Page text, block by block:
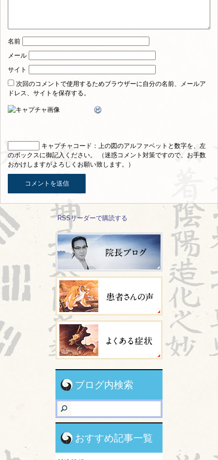
名前
メール
サイト
次回のコメントで使用するためブラウザーに自分の名前、メールア
ドレス、サイトを保存する。
キャプチャコード ：上の図のアルファベットと数字を、左
のボックスに御記入ください。 （迷惑コメント対策ですので、お手数
おかけしますがよろしくお願い致します。）
RSSリーダーで購読する
ブログ内検索
おすすめ記事一覧